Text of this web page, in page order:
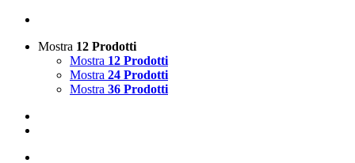
Mostra 12 Prodotti
Mostra 12 Prodotti
Mostra 24 Prodotti
Mostra 36 Prodotti